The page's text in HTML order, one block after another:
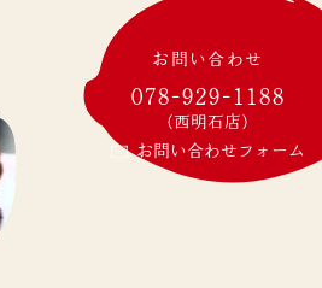
お問い合わせ
078-929-1188
(西明石店)
お問い合わせフォーム